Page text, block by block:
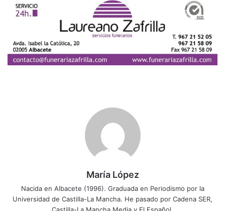
María López
Nacida en Albacete (1996). Graduada en Periodismo por la
Universidad de Castilla-La Mancha. He pasado por Cadena SER,